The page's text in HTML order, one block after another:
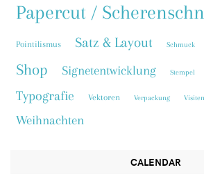
Papercut /
Pointilismus Satz & Layout Schmuck
Shop Signetentwicklung Stempel
Typografie Vektoren Verpackung
Weihnachten
CALENDAR